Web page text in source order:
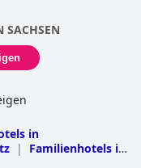
ausgerichtet ist,
für Familien, die
SACHSEN
in
|
Familienhotels in